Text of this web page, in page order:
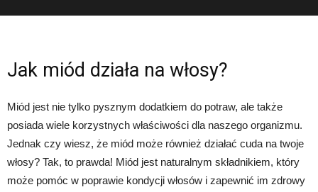
Jak miód działa na włosy?
Miód jest nie tylko pysznym dodatkiem do potraw, ale także
posiada wiele korzystnych właściwości dla naszego organizmu.
Jednak czy wiesz, że miód może również działać cuda na twoje
włosy? Tak, to prawda! Miód jest naturalnym składnikiem, który
może pomóc w poprawie kondycji włosów i zapewnić im zdrowy